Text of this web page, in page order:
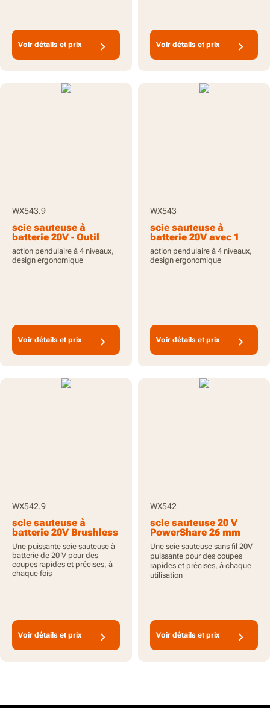
Voir détails et prix Voir détails et prix
WX543.9
scie sauteuse à
batterie 20V - Outil
seul
action pendulaire à 4 niveaux,
design ergonomique
Voir détails et prix
WX543
scie sauteuse à
batterie 20V avec 1
batterie 2.0Ah,
chargeur et mallette
de transport
action pendulaire à 4 niveaux,
design ergonomique
Voir détails et prix
WX542.9
scie sauteuse à
batterie 20V Brushless
- Outil seul
Une puissante scie sauteuse à
batterie de 20 V pour des
coupes rapides et précises, à
chaque fois
Voir détails et prix
WX542
scie sauteuse 20 V
PowerShare 26 mm
Brushless, batteries
incluses
Une scie sauteuse sans fil 20V
puissante pour des coupes
rapides et précises, à chaque
utilisation
Voir détails et prix